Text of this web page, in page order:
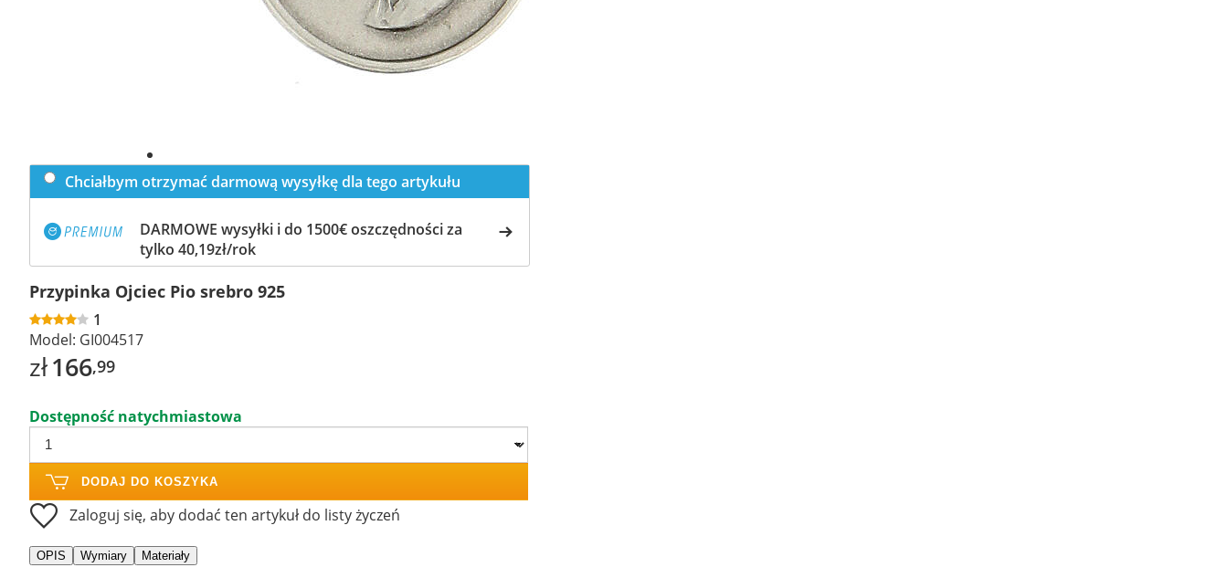
Chciałbym otrzymać darmową wysyłkę dla tego artykułu
DARMOWE wysyłki i do 1500€ oszczędności za
tylko 40,19zł/rok
Przypinka Ojciec Pio srebro 925
1
Model: GI004517
zł166,99
Dostępność natychmiastowa
DODAJ DO KOSZYKA
Zaloguj się, aby dodać ten artykuł do listy życzeń
OPIS Wymiary Materiały